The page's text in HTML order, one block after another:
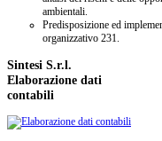
ambientali.
Predisposizione ed
organizzativo 231.
Sintesi S.r.l.
Elaborazione dati
contabili